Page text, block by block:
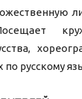
по русскому